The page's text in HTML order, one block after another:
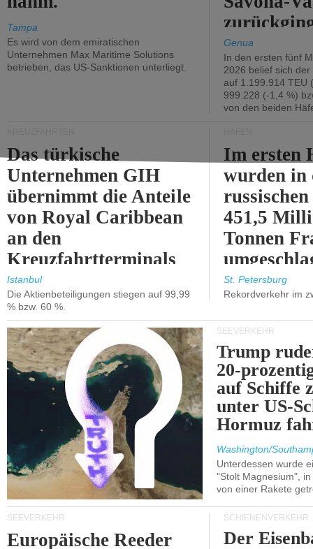
Tampa
Es wird von dem emiratischen
Unternehmen Max Maritime Solutions
betrieben, das US-Sanktionen unterliegt.
Genua
In den ersten fünf
2026 belief sich
auf 1.199.914 TEU
999.228 (-1,4 %)
von den beiden
Das türkische
Unternehmen GIH
übernimmt die Anteile
von Royal Caribbean
an den
Kreuzfahrtterminals
in Kusadasi und
Lissabon.
Istanbul
Die Aktienbeteiligungen stiegen auf 99,99
% bzw. 60 %.
Im ersten
wurden in
451,5
Tonnen
%).
St. Petersburg
Rekordverkehr im
SEEVERKEHR
Trump
20-
auf Schiffe
unter US-
Hormuz
Washington/
Unterdessen wurde
"Stolt Magnesium",
von einer Rakete
SEEVERKEHR
Europäische Reeder
SCHIENENVERKEHR
Der